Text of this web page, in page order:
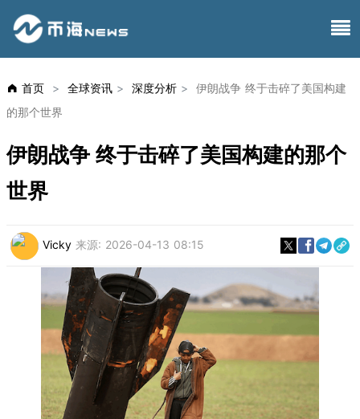
首页 > 全球资讯 > 深度分析 >
伊朗战争 终于击碎了美国构建
的那个世界
伊朗战争 终于击碎了美国构建的那个
世界
Vicky 来源: 2026-04-13 08:15